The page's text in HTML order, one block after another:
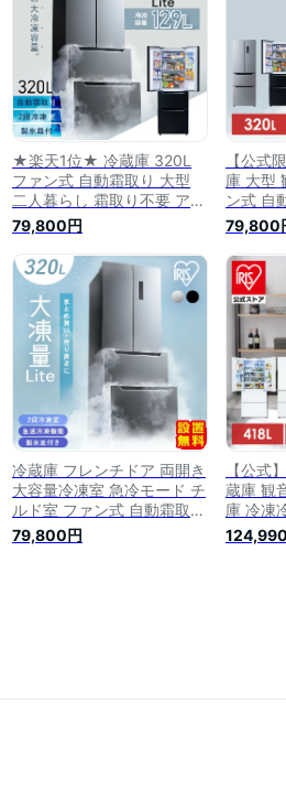
★楽天1位★ 冷蔵庫 320L
ファン式 自動霜取り 大型
二人暮らし 霜取り不要 アイ
リスオーヤマ フレンチドア
両開き 静音 省エネ 節電 大
容量冷凍庫 冷凍冷蔵庫 ブラ
ック シルバー IRSN-
32C【設置無料】【HS】
【AR対応】
79,800円
【公式
庫 大型
ン式 自
霜取り
マ フレ
音 省エ
庫 冷
ルバー
料】 [
79,800
冷蔵庫 フレンチドア 両開き
大容量冷凍室 急冷モード チ
ルド室 ファン式 自動霜取り
霜取り不要 2人暮らし 大型
320L ブラック 黒 冷凍冷蔵
79,800円
【公式
蔵庫 観
庫 冷凍
チドア
要 製氷